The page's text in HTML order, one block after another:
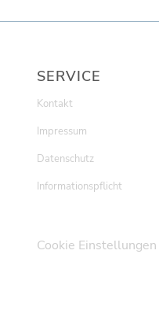
SERVICE
Kontakt
Impressum
Datenschutz
Informationspflicht
Cookie Einstellungen